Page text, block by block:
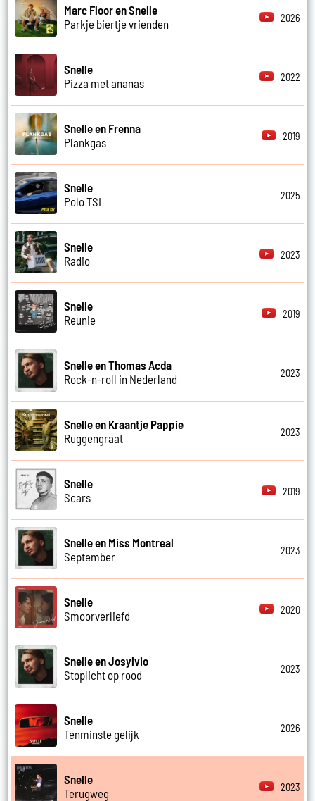
Marc Floor en Snelle
Parkje biertje vrienden
2026
Snelle
Pizza met ananas
2022
Snelle en Frenna
Plankgas
2019
Snelle
Polo TSI
2025
Snelle
Radio
2023
Snelle
Reunie
2019
Snelle en Thomas Acda
Rock-n-roll in Nederland
2023
Snelle en Kraantje Pappie
Ruggengraat
2023
Snelle
Scars
2019
Snelle en Miss Montreal
September
2023
Snelle
Smoorverliefd
2020
Snelle en Josylvio
Stoplicht op rood
2023
Snelle
Tenminste gelijk
2026
Snelle
Terugweg
2023